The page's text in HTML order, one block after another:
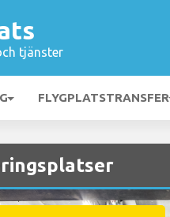
tjänster
FLYGPLATSTRANSFER